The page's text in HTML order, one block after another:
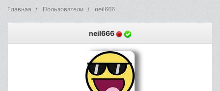
Главная Пользователи neil666
neil666